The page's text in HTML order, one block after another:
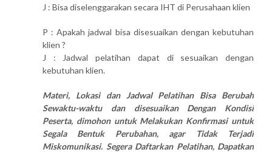
J : Bisa diselenggarakan secara IHT di Perusahaan klien
P : Apakah jadwal bisa disesuaikan dengan kebutuhan
klien ?
J : Jadwal pelatihan dapat di sesuaikan dengan
kebutuhan klien.
Materi, Lokasi dan Jadwal Pelatihan Bisa Berubah
Sewaktu-waktu dan disesuaikan Dengan Kondisi
Peserta, dimohon untuk Melakukan Konfirmasi untuk
Segala Bentuk Perubahan, agar Tidak Terjadi
Miskomunikasi. Segera Daftarkan Pelatihan, Dapatkan